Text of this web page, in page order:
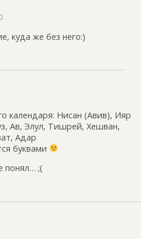
куда же без него:)
календаря: Нисан (Авив), Ияр
Ав, Элул, Тишрей, Хешван,
Адар
буквами
понял… ;(